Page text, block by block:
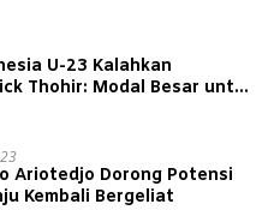
U-23 Kalahkan
Thohir: Modal Besar untuk
Ariotedjo Dorong Potensi
Kembali Bergeliat